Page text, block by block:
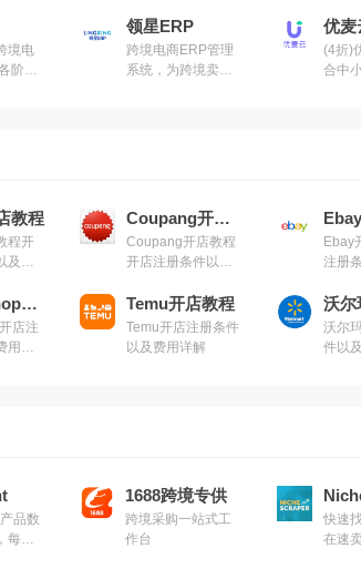
的
，用
索
开发、智能监控、
洞察趋势、流量分
析等专业SaaS工具
无死
准查
自然
境电
阶段
领星ERP
跨境电商ERP管理
系统，为跨境卖家
优麦
(4折)
合中
教程
程开
及费
Coupang开店教程
Coupang开店教程
开店注册条件以及
Ebay
注册
Tiktok Shop开店教程
店注
用详
Temu开店教程
Temu开店注册条件
以及费用详解
沃尔
沃尔
件以
品数
每天
1688跨境专供
跨境采购一站式工
作台
快速
在速